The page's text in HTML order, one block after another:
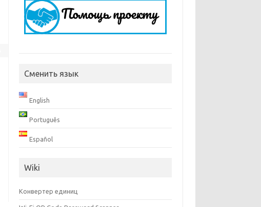
Сменить язык
English
Português
Español
Wiki
Конвертер единиц